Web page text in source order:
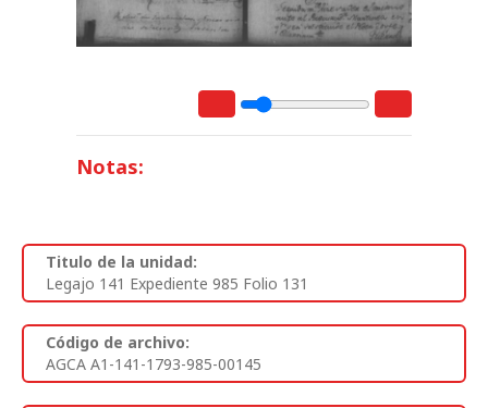
Notas:
Titulo de la unidad:
Legajo 141 Expediente 985 Folio 131
Código de archivo:
AGCA A1-141-1793-985-00145